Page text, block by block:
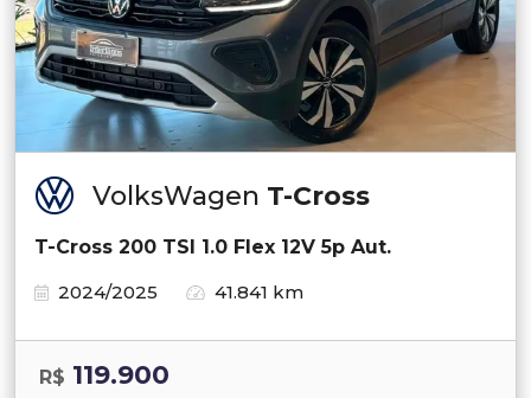
VolksWagen T-Cross
T-Cross 200 TSI 1.0 Flex 12V 5p Aut.
2024/2025
41.841 km
R$ 119.900